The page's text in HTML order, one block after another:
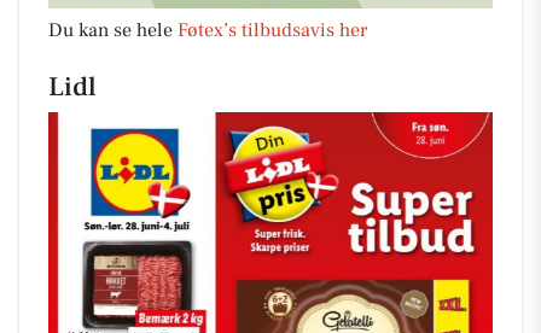
Du kan se hele Føtex’s tilbudsavis her
Lidl